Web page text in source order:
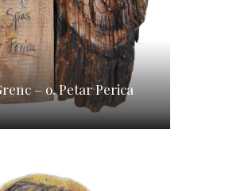
– o. Petar Perica